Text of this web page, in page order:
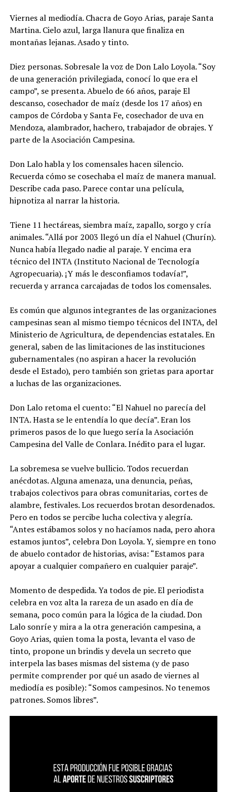
Viernes al mediodía. Chacra de Goyo Arias, paraje Santa
Martina. Cielo azul, larga llanura que finaliza en
montañas lejanas. Asado y tinto.
Diez personas. Sobresale la voz de Don Lalo Loyola. “Soy
de una generación privilegiada, conocí lo que era el
campo”, se presenta. Abuelo de 66 años, paraje El
descanso, cosechador de maíz (desde los 17 años) en
campos de Córdoba y Santa Fe, cosechador de uva en
Mendoza, alambrador, hachero, trabajador de obrajes. Y
parte de la Asociación Campesina.
Don Lalo habla y los comensales hacen silencio.
Recuerda cómo se cosechaba el maíz de manera manual.
Describe cada paso. Parece contar una película,
hipnotiza al narrar la historia.
Tiene 11 hectáreas, siembra maíz, zapallo, sorgo y cría
animales. “Allá por 2003 llegó un día el Nahuel (Churín).
Nunca había llegado nadie al paraje. Y encima era
técnico del INTA (Instituto Nacional de Tecnología
Agropecuaria). ¡Y más le desconfiamos todavía!”,
recuerda y arranca carcajadas de todos los comensales.
Es común que algunos integrantes de las organizaciones
campesinas sean al mismo tiempo técnicos del INTA, del
Ministerio de Agricultura, de dependencias estatales. En
general, saben de las limitaciones de las instituciones
gubernamentales (no aspiran a hacer la revolución
desde el Estado), pero también son grietas para aportar
a luchas de las organizaciones.
Don Lalo retoma el cuento: “El Nahuel no parecía del
INTA. Hasta se le entendía lo que decía”. Eran los
primeros pasos de lo que luego sería la Asociación
Campesina del Valle de Conlara. Inédito para el lugar.
La sobremesa se vuelve bullicio. Todos recuerdan
anécdotas. Alguna amenaza, una denuncia, peñas,
trabajos colectivos para obras comunitarias, cortes de
alambre, festivales. Los recuerdos brotan desordenados.
Pero en todos se percibe lucha colectiva y alegría.
“Antes estábamos solos y no hacíamos nada, pero ahora
estamos juntos”, celebra Don Loyola. Y, siempre en tono
de abuelo contador de historias, avisa: “Estamos para
apoyar a cualquier compañero en cualquier paraje”.
Momento de despedida. Ya todos de pie. El periodista
celebra en voz alta la rareza de un asado en día de
semana, poco común para la lógica de la ciudad. Don
Lalo sonríe y mira a la otra generación campesina, a
Goyo Arias, quien toma la posta, levanta el vaso de
tinto, propone un brindis y devela un secreto que
interpela las bases mismas del sistema (y de paso
permite comprender por qué un asado de viernes al
mediodía es posible): “Somos campesinos. No tenemos
patrones. Somos libres”.